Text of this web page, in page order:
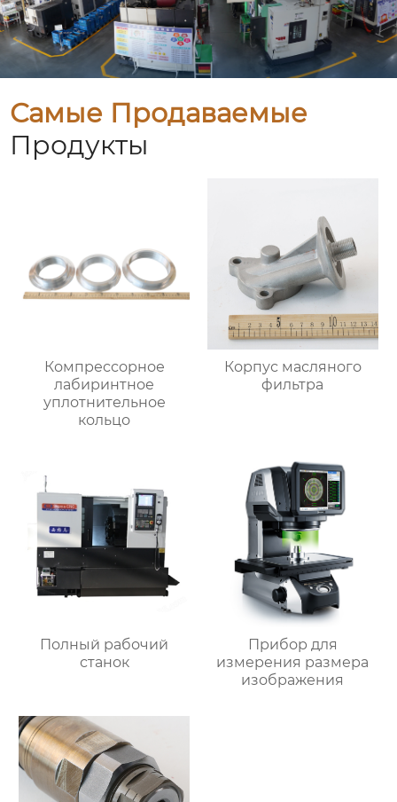
Самые Продаваемые
Продукты
Компрессорное
лабиринтное
уплотнительное
кольцо
Корпус масляного
фильтра
Полный рабочий
станок
Прибор для
измерения размера
изображения